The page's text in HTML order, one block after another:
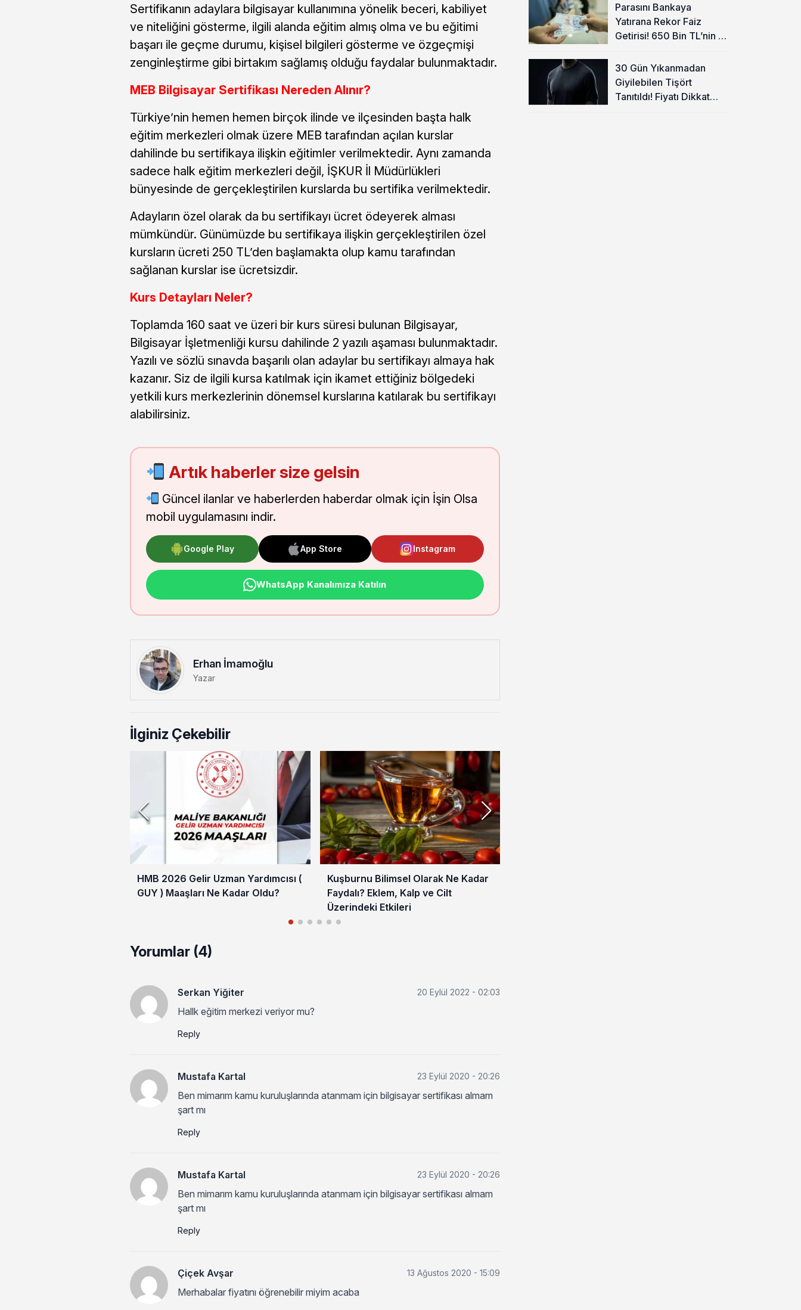
Sertifikanın adaylara bilgisayar kullanımına yönelik beceri, kabiliyet
ve niteliğini gösterme, ilgili alanda eğitim almış olma ve bu eğitimi
başarı ile geçme durumu, kişisel bilgileri gösterme ve özgeçmişi
zenginleştirme gibi birtakım sağlamış olduğu faydalar bulunmaktadır.
MEB Bilgisayar Sertifikası Nereden Alınır?
Türkiye’nin hemen hemen birçok ilinde ve ilçesinden başta halk
eğitim merkezleri olmak üzere MEB tarafından açılan kurslar
dahilinde bu sertifikaya ilişkin eğitimler verilmektedir. Aynı zamanda
sadece halk eğitim merkezleri değil, İŞKUR İl Müdürlükleri
bünyesinde de gerçekleştirilen kurslarda bu sertifika verilmektedir.
Adayların özel olarak da bu sertifikayı ücret ödeyerek alması
mümkündür. Günümüzde bu sertifikaya ilişkin gerçekleştirilen özel
kursların ücreti 250 TL’den başlamakta olup kamu tarafından
sağlanan kurslar ise ücretsizdir.
Kurs Detayları Neler?
Toplamda 160 saat ve üzeri bir kurs süresi bulunan Bilgisayar,
Bilgisayar İşletmenliği kursu dahilinde 2 yazılı aşaması bulunmaktadır.
Yazılı ve sözlü sınavda başarılı olan adaylar bu sertifikayı almaya hak
kazanır. Siz de ilgili kursa katılmak için ikamet ettiğiniz bölgedeki
yetkili kurs merkezlerinin dönemsel kurslarına katılarak bu sertifikayı
alabilirsiniz.
Artık haberler size gelsin
Güncel ilanlar ve haberlerden haberdar olmak için İşin Olsa
mobil uygulamasını indir.
Google Play App Store Instagram
WhatsApp Kanalımıza Katılın
Erhan İmamoğlu
Yazar
İlginiz Çekebilir
HMB 2026 Gelir Uzman Yardımcısı (
GUY ) Maaşları Ne Kadar Oldu?
Kuşburnu Bilimsel Olarak Ne Kadar
Faydalı? Eklem, Kalp ve Cilt
Üzerindeki Etkileri
Yorumlar (4)
Serkan Yiğiter 20 Eylül 2022 - 02:03
Hallk eğitim merkezi veriyor mu?
Reply
Mustafa Kartal 23 Eylül 2020 - 20:26
Ben mimarım kamu kuruluşlarında atanmam için bilgisayar sertifikası almam
şart mı
Reply
Mustafa Kartal 23 Eylül 2020 - 20:26
Ben mimarım kamu kuruluşlarında atanmam için bilgisayar sertifikası almam
şart mı
Reply
Çiçek Avşar 13 Ağustos 2020 - 15:09
Merhabalar fiyatını öğrenebilir miyim acaba
Parasını Bankaya
Yatırana Rekor Faiz
Getirisi! 650 Bin TL’nin 1
30 Gün Yıkanmadan
Giyilebilen Tişört
Tanıtıldı! Fiyatı Dikkat